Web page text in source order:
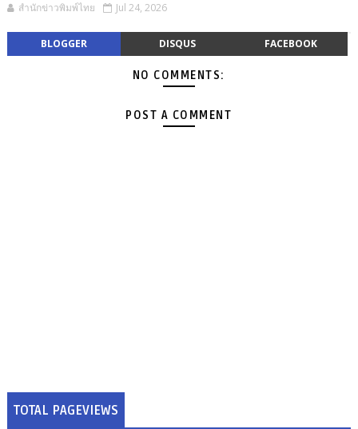
สำนักข่าวพิมพ์ไทย Jul 24, 2026
BLOGGER DISQUS FACEBOOK
NO COMMENTS:
POST A COMMENT
TOTAL PAGEVIEWS